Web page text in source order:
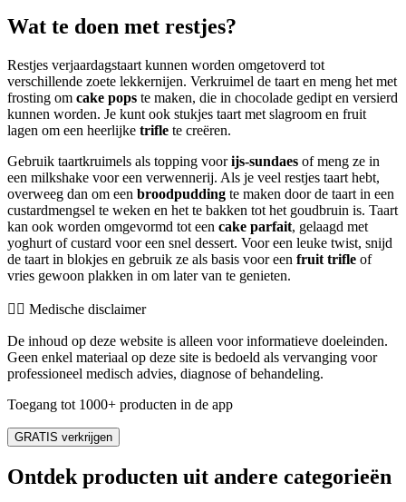
Wat te doen met restjes?
Restjes verjaardagstaart kunnen worden omgetoverd tot
verschillende zoete lekkernijen. Verkruimel de taart en meng het met
frosting om cake pops te maken, die in chocolade gedipt en versierd
kunnen worden. Je kunt ook stukjes taart met slagroom en fruit
lagen om een heerlijke trifle te creëren.
Gebruik taartkruimels als topping voorijs-sundaes of meng ze in
een milkshake voor een verwennerij. Als je veel restjes taart hebt,
overweeg dan om een broodpudding te maken door de taart in een
custardmengsel te weken en het te bakken tot het goudbruin is. Taart
kan ook worden omgevormd tot een cake parfait, gelaagd met
yoghurt of custard voor een snel dessert. Voor een leuke twist, snijd
de taart in blokjes en gebruik ze als basis voor een fruit trifle of
vries gewoon plakken in om later van te genieten.
👨‍⚕️️ Medische disclaimer
De inhoud op deze website is alleen voor informatieve doeleinden.
Geen enkel materiaal op deze site is bedoeld als vervanging voor
professioneel medisch advies, diagnose of behandeling.
Toegang tot 1000+ producten in de app
GRATIS verkrijgen
Ontdek producten uit andere categorieën